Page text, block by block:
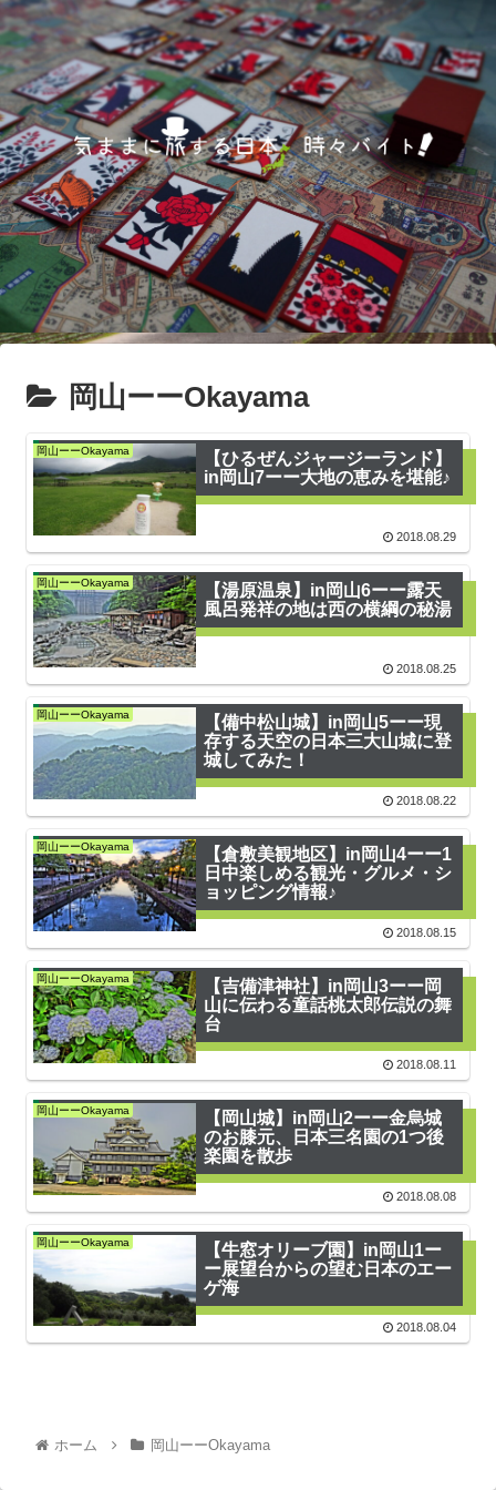
岡山ーーOkayama
岡山ーーOkayama
【ひるぜんジャージーランド】
in岡山7ーー大地の恵みを堪能♪
2018.08.29
岡山ーーOkayama
【湯原温泉】in岡山6ーー露天
風呂発祥の地は西の横綱の秘湯
2018.08.25
岡山ーーOkayama
【備中松山城】in岡山5ーー現
存する天空の日本三大山城に登
城してみた！
2018.08.22
岡山ーーOkayama
【倉敷美観地区】in岡山4ーー1
日中楽しめる観光・グルメ・シ
ョッピング情報♪
2018.08.15
岡山ーーOkayama
【吉備津神社】in岡山3ーー岡
山に伝わる童話桃太郎伝説の舞
台
2018.08.11
岡山ーーOkayama
【岡山城】in岡山2ーー金烏城
のお膝元、日本三名園の1つ後
楽園を散歩
2018.08.08
岡山ーーOkayama
【牛窓オリーブ園】in岡山1ー
ー展望台からの望む日本のエー
ゲ海
2018.08.04
ホーム 岡山ーーOkayama